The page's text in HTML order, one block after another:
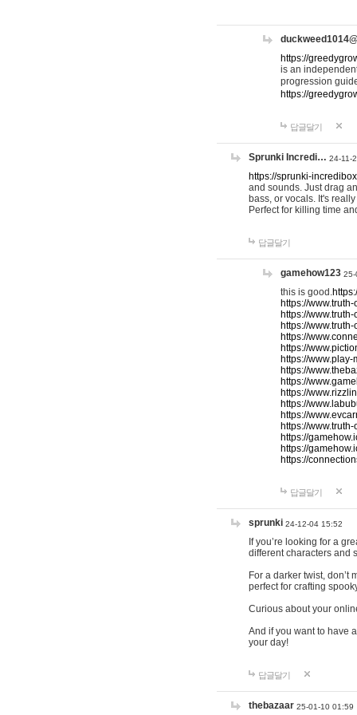
https://
is an
progression
https://
답글달기
Sprunki Incredi… 24-11-
https://sprunki-
and sounds. Just drag
bass, or vocals. It's
Perfect for killing time
답글달기
gamehow123 25-
this is good.
https://
https://
https://
https://
https://
https://
https://
https://
https://
https://
https://
https://
https://
https://
https://
답글달기
sprunki 24-12-04 15:52
If you’re looking for a
different characters and
For a darker twist, don’t
perfect for crafting
Curious about your
And if you want to have
your day!
답글달기
thebazaar 25-01-10 01:59